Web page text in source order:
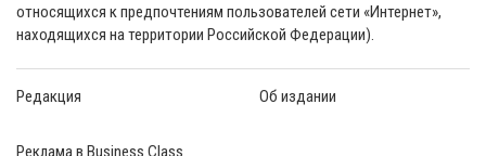
относящихся к предпочтениям пользователей сети «Интернет»,
находящихся на территории Российской Федерации).
Редакция Об издании
Реклама в Business Class